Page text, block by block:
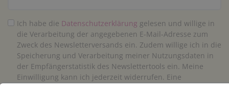
Ich habe die Daten­schutz­erklärung gelesen und willige in
die Verarbeitung der angegebenen E-Mail-Adresse zum
Zweck des Newsletterversands ein. Zudem willige ich in die
Speicherung und Verarbeitung meiner Nutzungsdaten in
der Empfängerstatistik des Newslettertools ein. Meine
Einwilligung kann ich jederzeit widerrufen. Eine